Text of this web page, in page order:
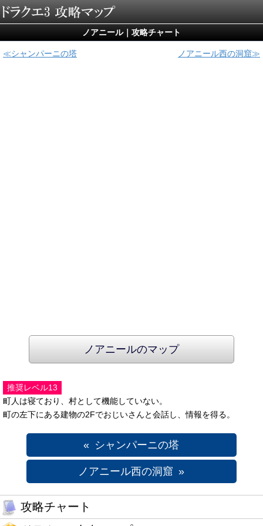
ノアニール｜攻略チャート
シャンパーニの塔 ノアニール西の洞窟
ノアニールのマップ
推奨レベル13
町人は寝ており、村として機能していない。
町の左下にある建物の2Fでおじいさんと会話し、情報を得る。
シャンパーニの塔
ノアニール西の洞窟
攻略チャート